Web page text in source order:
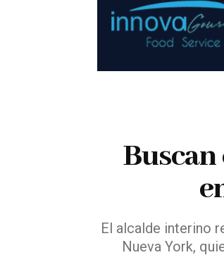
El alcalde interino
Nueva York,